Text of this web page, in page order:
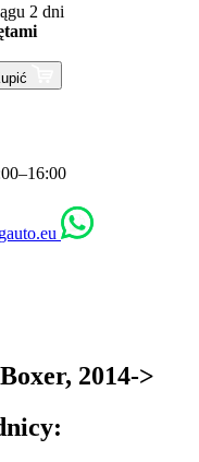
2 dni
2014->